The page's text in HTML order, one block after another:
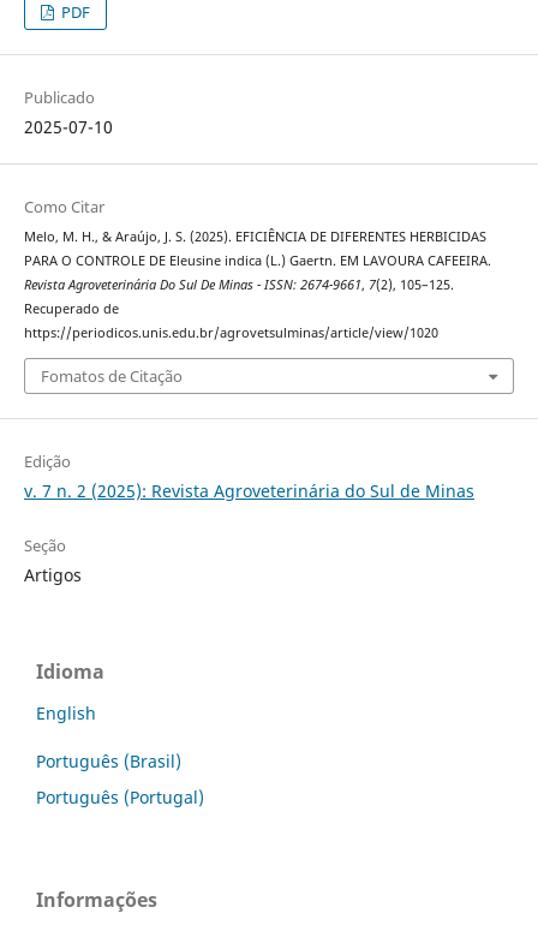
PDF
Publicado
2025-07-10
Como Citar
Melo, M. H., & Araújo, J. S. (2025). EFICIÊNCIA DE DIFERENTES HERBICIDAS
PARA O CONTROLE DE Eleusine indica (L.) Gaertn. EM LAVOURA CAFEEIRA.
Revista Agroveterinária Do Sul De Minas - ISSN: 2674-9661, 7(2), 105–125.
Recuperado de
https://periodicos.unis.edu.br/agrovetsulminas/article/view/1020
Fomatos de Citação
Edição
v. 7 n. 2 (2025): Revista Agroveterinária do Sul de Minas
Seção
Artigos
Idioma
English
Português (Brasil)
Português (Portugal)
Informações